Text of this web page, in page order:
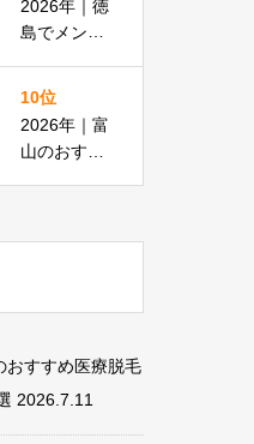
ロン全11選
2026年｜徳
島でメンズ
すめの医療
脱毛＆脱毛
サロン全15
選
10位
2026年｜富
山のおすす
おすすめ医療脱毛
2026.7.11